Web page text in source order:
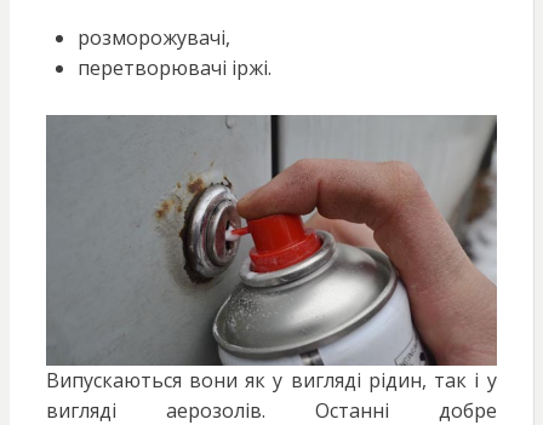
розморожувачі,
перетворювачі іржі.
Випускаються вони як у вигляді рідин, так і у
вигляді аерозолів. Останні добре